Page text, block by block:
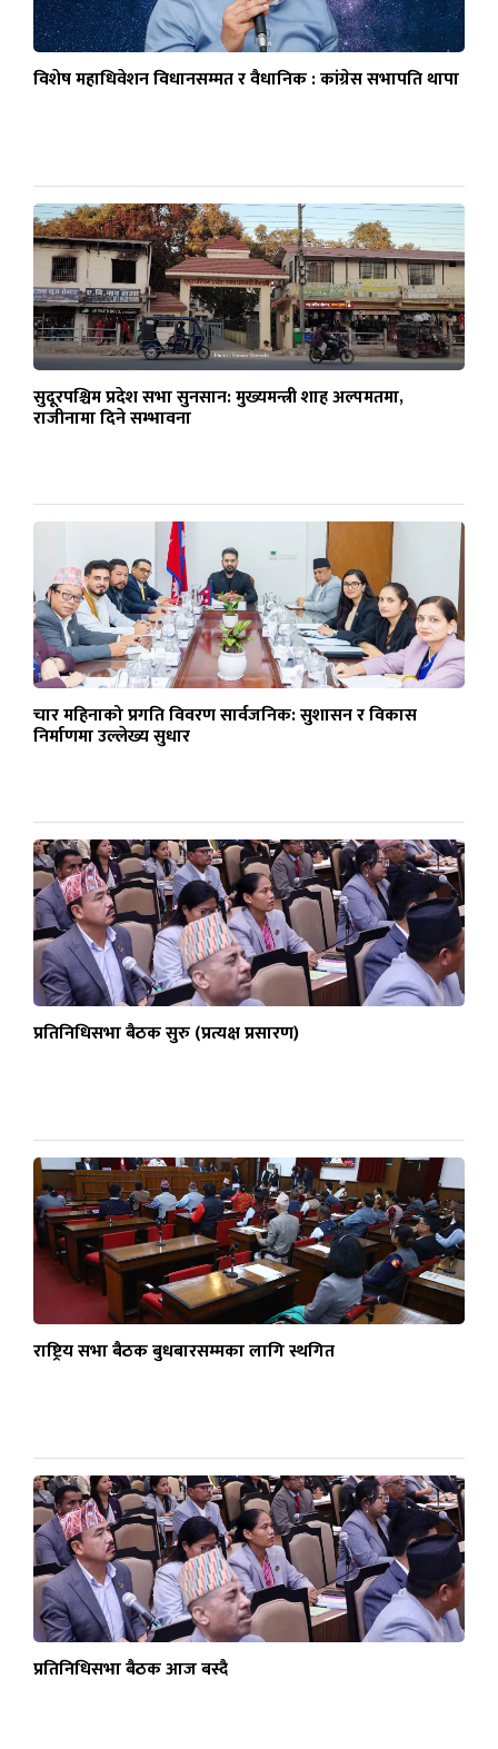
विशेष महाधिवेशन विधानसम्मत र वैधानिक : कांग्रेस सभापति थापा
सुदूरपश्चिम प्रदेश सभा सुनसान: मुख्यमन्त्री शाह अल्पमतमा,
राजीनामा दिने सम्भावना
चार महिनाको प्रगति विवरण सार्वजनिक: सुशासन र विकास
निर्माणमा उल्लेख्य सुधार
प्रतिनिधिसभा बैठक सुरु (प्रत्यक्ष प्रसारण)
राष्ट्रिय सभा बैठक बुधबारसम्मका लागि स्थगित
प्रतिनिधिसभा बैठक आज बस्दै